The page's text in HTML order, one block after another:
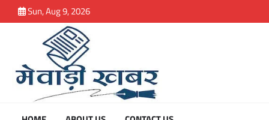
to
Sun, Aug 9, 2026